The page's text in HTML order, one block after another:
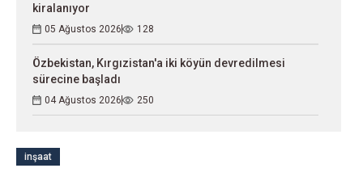
kiralanıyor
05 Ağustos 2026 128
Özbekistan, Kırgızistan'a iki köyün devredilmesi
sürecine başladı
04 Ağustos 2026 250
inşaat